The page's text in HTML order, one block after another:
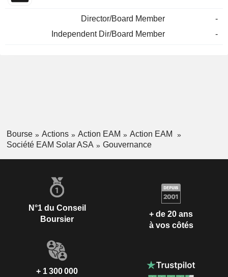
Director/Board Member
-
Independent Dir/Board Member
-
Bourse Actions Action EAM
Action EAM
Société EAM Solar ASA
Gouvernance
N°1 du Conseil
Boursier
+ de 20 ans
à vos côtés
+ 1 300 000